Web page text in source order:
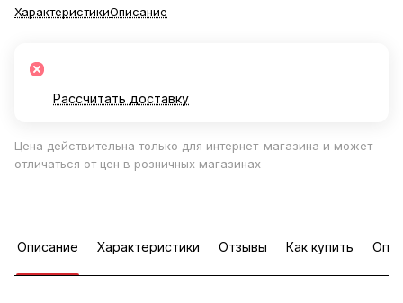
ХарактеристикиОписание
Рассчитать доставку
Цена действительна только для интернет-магазина и может
отличаться от цен в розничных магазинах
Описание Характеристики Отзывы Как купить